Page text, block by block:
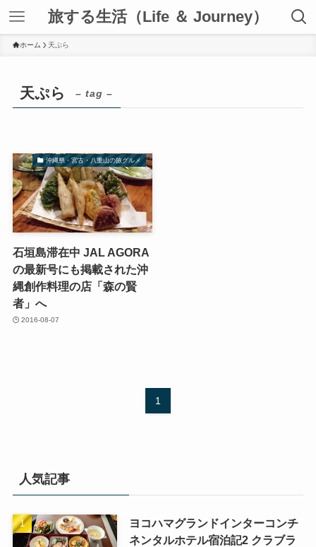
旅する生活（Life ＆ Journey）
ホーム 天ぷら
天ぷら – tag –
沖縄県・宮古・八重山の旅グルメ
石垣島滞在中 JAL AGORA
の最新号にも掲載された沖
縄創作料理の店「森の賢
者」へ
2016-08-07
1
人気記事
ヨコハマグランドインターコンチ
ネンタルホテル宿泊記2 クラブラ